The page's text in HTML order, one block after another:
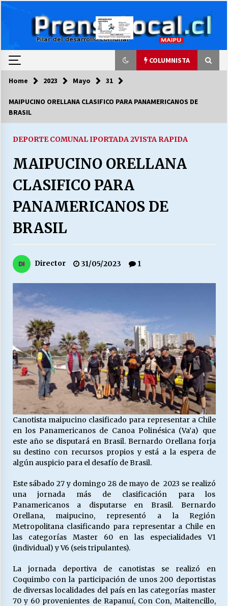
COLUMNISTA
COLUMNISTA
03/08/2026
LA DC POR SIEMPRE.RECORDANDO 69 AÑOS DE
28/07/2026
“ORGULLOSOS DE SER DC” SALUDA EL
LABORAL:
25/06/2026
¿Qué habrían dicho?
23/06/2026
VOLVER A SER ALTERNATIVA
16/06/2026
MUNICIPALIDADES, HONORARIOS, DESPIDOS
28/05/2026
Releyendo la Rerum Novarum a 135 años. “La
cuestión social hoy”.
16/05/2026
S.O.S. a los ricos, Save Our Souls (Salvar
Nuestras Almas)
30/04/2026
¿Asesores con doble sueldo?
18/04/2026
Home 2023 Mayo 31
MAIPUCINO ORELLANA CLASIFICO PARA PANAMERICANOS DE
BRASIL
DEPORTE COMUNAL IPORTADA 2VISTA RAPIDA
MAIPUCINO ORELLANA
CLASIFICO PARA
PANAMERICANOS DE
BRASIL
Director 31/05/2023 1
Canotista maipucino clasificado para representar a Chile
en los Panamericanos de Canoa Polinésica (Va’a) que
este año se disputará en Brasil. Bernardo Orellana forja
su destino con recursos propios y está a la espera de
algún auspicio para el desafío de Brasil.
Este sábado 27 y domingo 28 de mayo de 2023 se realizó
una jornada más de clasificación para los
Panamericanos a disputarse en Brasil. Bernardo
Orellana, maipucino, representó a la Región
Metropolitana clasificando para representar a Chile en
las categorías Master 60 en las especialidades V1
(individual) y V6 (seis tripulantes).
La jornada deportiva de canotistas se realizó en
Coquimbo con la participación de unos 200 deportistas
de diversas localidades del país en las categorías master
70 y 60 provenientes de Rapanuí, Con Con, Maitencillo,